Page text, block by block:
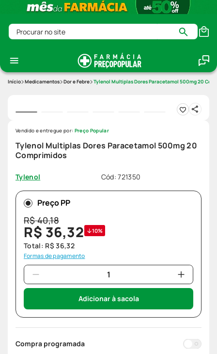
Procurar no site
Medicamentos Dor e Febre Tylenol Multiplas Dores Paracetamol 500mg 20
Tylenol Multiplas Dores Paracetamol 500mg 20
Comprimidos
Tylenol Cód:721350
Vendido e entregue por: Preço Popular
Preço PP
R$40,18
R$ 36,32 10%
Total: R$ 36,32
Formas de pagamento
Adicionar à sacola
Compra programada